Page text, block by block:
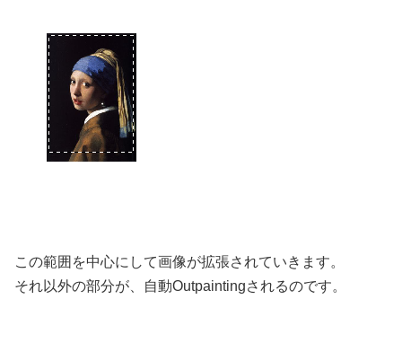
この範囲を中心にして画像が拡張されていきます。
それ以外の部分が、自動Outpaintingされるのです。